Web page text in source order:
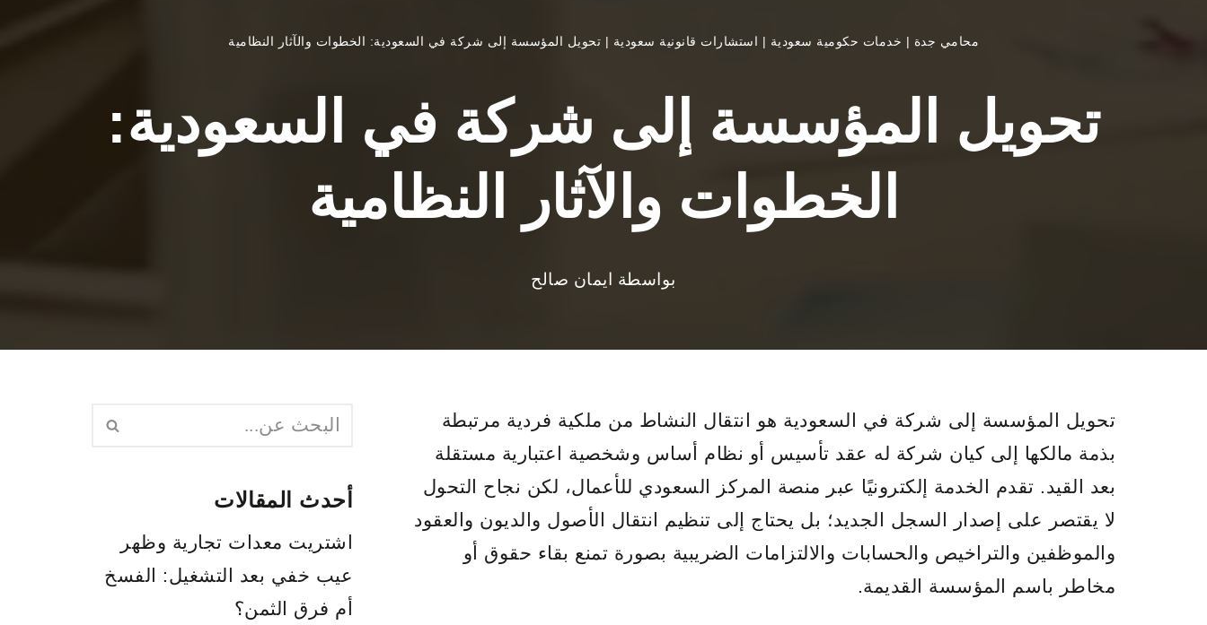
محامي جدة | خدمات حكومية سعودية | استشارات قانونية سعودية | تحويل المؤسسة إلى شركة في السعودية: الخطوات والآثار النظامية
تحويل المؤسسة إلى شركة في السعودية:
الخطوات والآثار النظامية
بواسطة ايمان صالح
تحويل المؤسسة إلى شركة في السعودية هو انتقال النشاط من ملكية فردية مرتبطة
بذمة مالكها إلى كيان شركة له عقد تأسيس أو نظام أساس وشخصية اعتبارية مستقلة
بعد القيد. تقدم الخدمة إلكترونيًا عبر منصة المركز السعودي للأعمال، لكن نجاح التحول
لا يقتصر على إصدار السجل الجديد؛ بل يحتاج إلى تنظيم انتقال الأصول والديون والعقود
والموظفين والتراخيص والحسابات والالتزامات الضريبية بصورة تمنع بقاء حقوق أو
مخاطر باسم المؤسسة القديمة.
أحدث المقالات
اشتريت معدات تجارية وظهر
عيب خفي بعد التشغيل: الفسخ
أم فرق الثمن؟